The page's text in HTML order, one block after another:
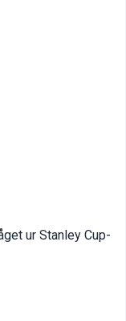
ur Stanley Cup-